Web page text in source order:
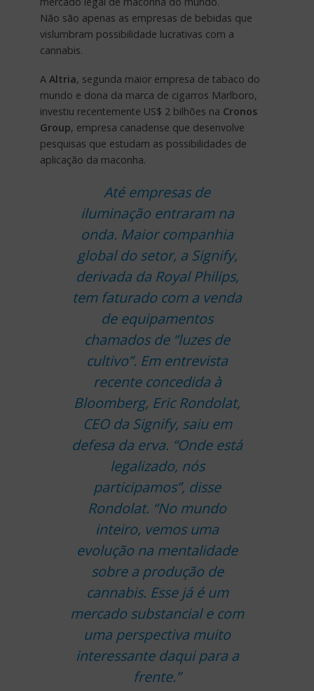
Não são apenas as empresas de bebidas que
vislumbram possibilidade lucrativas com a
cannabis.
A Altria, segunda maior empresa de tabaco do
mundo e dona da marca de cigarros Marlboro,
investiu recentemente US$ 2 bilhões na Cronos
Group, empresa canadense que desenvolve
pesquisas que estudam as possibilidades de
aplicação da maconha.
Até empresas de
iluminação entraram na
onda. Maior companhia
global do setor, a Signify,
derivada da Royal Philips,
tem faturado com a venda
de equipamentos
chamados de “luzes de
cultivo”. Em entrevista
recente concedida à
Bloomberg, Eric Rondolat,
CEO da Signify, saiu em
defesa da erva. “Onde está
legalizado, nós
participamos”, disse
Rondolat. “No mundo
inteiro, vemos uma
evolução na mentalidade
sobre a produção de
cannabis. Esse já é um
mercado substancial e com
uma perspectiva muito
interessante daqui para a
frente.”